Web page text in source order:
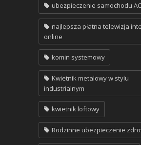
ubezpieczenie samochodu AC
najlepsza płatna telewizja
online
komin systemowy
Kwietnik metalowy w stylu
industrialnym
kwietnik loftowy
Rodzinne ubezpieczenie